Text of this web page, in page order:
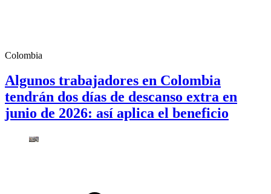
Colombia
Algunos trabajadores en Colombia
tendrán dos días de descanso extra en
junio de 2026: así aplica el beneficio